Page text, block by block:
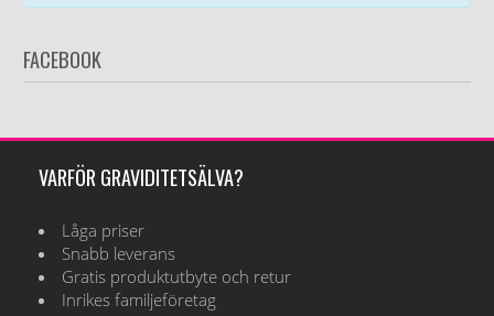
FACEBOOK
VARFÖR GRAVIDITETSÄLVA?
Låga priser
Snabb leverans
Gratis produktutbyte och retur
Inrikes familjeföretag